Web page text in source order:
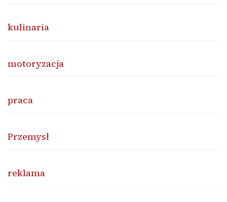
kulinaria
motoryzacja
praca
Przemysł
reklama